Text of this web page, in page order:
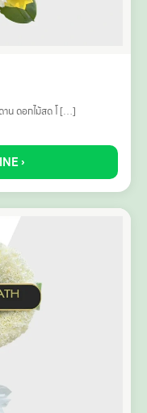
น ดอกไม้สด โ […]
›